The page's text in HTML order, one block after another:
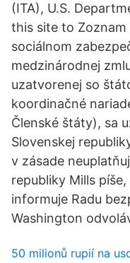
(ITA), U.S.
this site to
sociálnom
medzinárodnej
uzatvorenej so
koordinačné
Členské štáty), sa
Slovenskej
v zásade
republiky Mills
informuje Radu
Washington
50 milionů rupií na